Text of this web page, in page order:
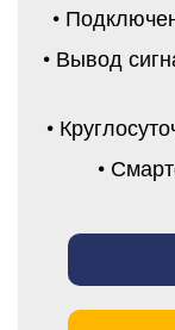
•
• Вывод
•
•